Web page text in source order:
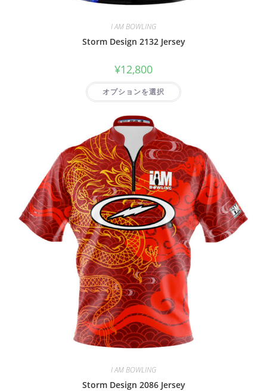
I AM BOWLING
Storm Design 2132 Jersey
¥12,800
オプションを選択
I AM BOWLING
Storm Design 2086 Jersey